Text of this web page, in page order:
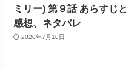
ミリー) 第９話 あらすじと
感想、ネタバレ
2020年7月10日